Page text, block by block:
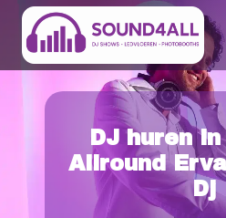
Skip
content
DJ huren
Allround
Dj